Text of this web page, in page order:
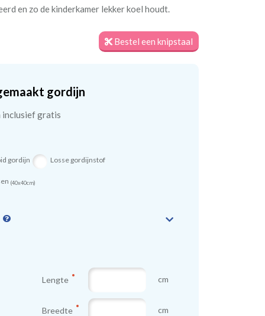
en zo de kinderkamer lekker koel houdt.
Bestel een knipstaal
gordijn
inclusief gratis
gordijn Losse gordijnstof
(40x40cm)
Lengte cm
Breedte cm